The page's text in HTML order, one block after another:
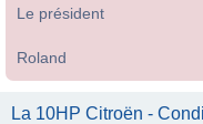
Le président
Roland
La 10HP Citroën -